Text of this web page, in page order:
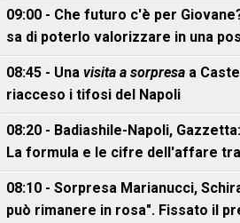
09:00 - Che futuro c'è per
sa di poterlo valorizzare in una
08:45 - Una visita a sorpresa a
riacceso i tifosi del Napoli
08:20 - Badiashile-Napoli,
La formula e le cifre dell'affare
08:10 - Sorpresa Marianucci,
può rimanere in rosa". Fissato il